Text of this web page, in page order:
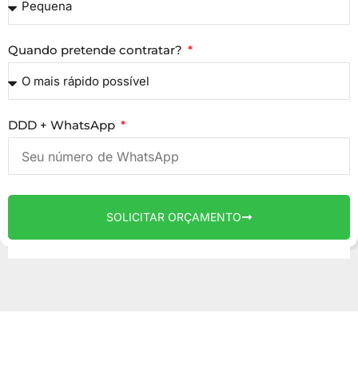
Quando pretende contratar?
DDD + WhatsApp
SOLICITAR ORÇAMENTO